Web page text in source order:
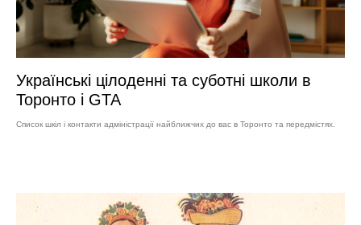
Українські цілоденні та суботні школи в
Торонто і GTA
Список шкіл і контакти адміністрації найближчих до вас в Торонто та передмістях.